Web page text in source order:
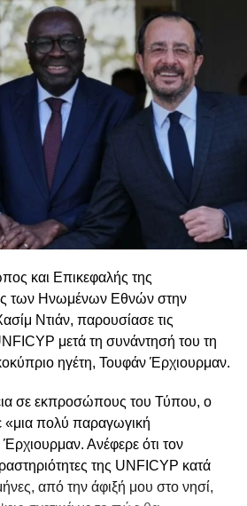
και Επικεφαλής της
των Ηνωμένων Εθνών στην
Ντιάν, παρουσίασε τις
μετά τη συνάντησή του τη
ηγέτη, Τουφάν Έρχιουρμαν.
σε εκπροσώπους του Τύπου, ο
«μια πολύ παραγωγική
Ανέφερε ότι τον
της UNFICYP κατά
από την άφιξή μου στο νησί,